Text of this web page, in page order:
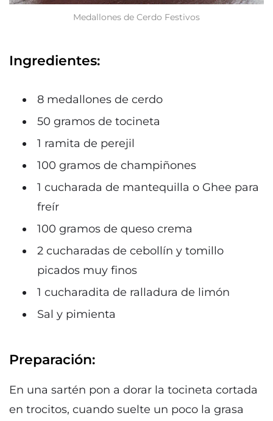
Medallones de Cerdo Festivos
Ingredientes:
8 medallones de cerdo
50 gramos de tocineta
1 ramita de perejil
100 gramos de champiñones
1 cucharada de mantequilla o Ghee para
freír
100 gramos de queso crema
2 cucharadas de cebollín y tomillo
picados muy finos
1 cucharadita de ralladura de limón
Sal y pimienta
Preparación:
En una sartén pon a dorar la tocineta cortada
en trocitos, cuando suelte un poco la grasa